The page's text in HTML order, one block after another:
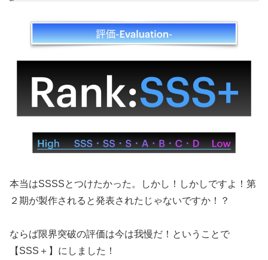
本当はSSSSとつけたかった。しかし！しかしですよ！第
２期が製作されると発表されたじゃないですか！？
ならば限界突破の評価は今は我慢だ！ということで
【SSS＋】にしました！